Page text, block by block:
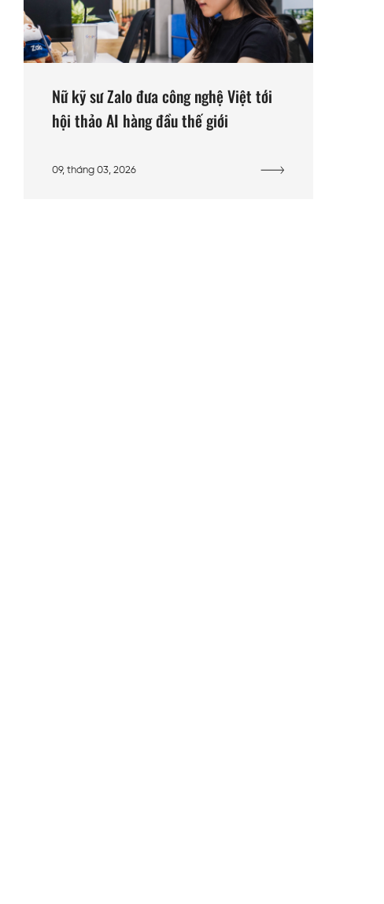
Nữ kỹ sư Zalo đưa công nghệ Việt tới
hội thảo AI hàng đầu thế giới
09, tháng 03, 2026